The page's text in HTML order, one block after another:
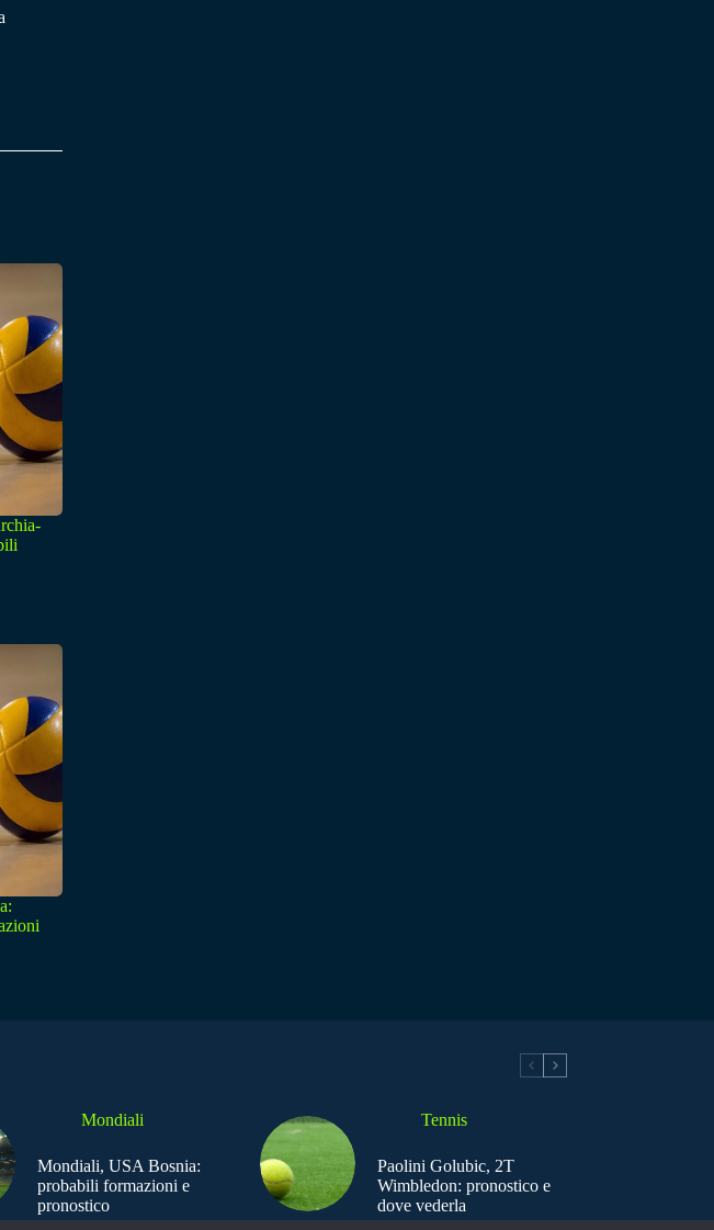
Mondiali
Mondiali, USA Bosnia:
probabili formazioni e
pronostico
Tennis
Paolini Golubic, 2T
Wimbledon: pronostico e
dove vederla